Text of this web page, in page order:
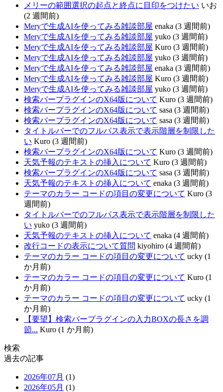
メリーの範囲選択の起点と終点に目印をつけたい いお
(2 週間前)
Meryで生成AIを使ってみる雑談部屋 enaka (3 週間前)
Meryで生成AIを使ってみる雑談部屋 yuko (3 週間前)
Meryで生成AIを使ってみる雑談部屋 Kuro (3 週間前)
Meryで生成AIを使ってみる雑談部屋 yuko (3 週間前)
Meryで生成AIを使ってみる雑談部屋 enaka (3 週間前)
Meryで生成AIを使ってみる雑談部屋 Kuro (3 週間前)
Meryで生成AIを使ってみる雑談部屋 yuko (3 週間前)
検索バープラグインのX64版について Kuro (3 週間前)
検索バープラグインのX64版について sasa (3 週間前)
検索バープラグインのX64版について sasa (3 週間前)
タイトルバーでのフルパス表示で表示階層を制限した
い Kuro (3 週間前)
検索バープラグインのX64版について Kuro (3 週間前)
天気予報のテキストの挿入について Kuro (3 週間前)
検索バープラグインのX64版について sasa (3 週間前)
天気予報のテキストの挿入について enaka (3 週間前)
テーマのカラー コードの項目の変更について Kuro (3
週間前)
タイトルバーでのフルパス表示で表示階層を制限した
い yuko (3 週間前)
天気予報のテキストの挿入について enaka (4 週間前)
改行コードの表示について質問 kiyohiro (4 週間前)
テーマのカラー コードの項目の変更について ucky (1
か月前)
テーマのカラー コードの項目の変更について Kuro (1
か月前)
テーマのカラー コードの項目の変更について ucky (1
か月前)
【要望】検索バープラグインの入力BOXの長さを調
節... Kuro (1 か月前)
検索
過去の記事
2026年07月 (1)
2026年05月 (1)